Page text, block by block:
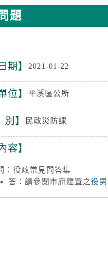
題
期 2021-01-22
位 平溪區公所
民政災防課
容
：役政常見問答集
答：請參閱市府建置之役